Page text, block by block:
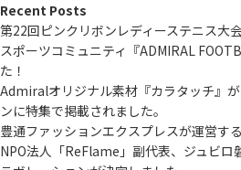
Recent Posts
第22回ピンクリボンレディーステニス
スポーツコミュニティ『ADMIRAL
た！
Admiralオリジナル素材『カラタッチ』
ンに特集で掲載されました。
豊通ファッションエクスプレスが運営す
NPO法人「ReFlame」副代表、ジュビロ